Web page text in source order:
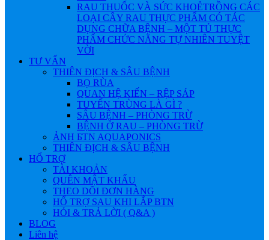
RAU THUỐC VÀ SỨC KHOẺTRỒNG CÁC
LOẠI CÂY RAU THỰC PHẨM CÓ TÁC
DỤNG CHỮA BỆNH – MỘT TỦ THỰC
PHẨM CHỨC NĂNG TỰ NHIÊN TUYỆT
VỜI
TƯ VẤN
THIÊN ĐỊCH & SÂU BỆNH
BỌ RÙA
QUAN HỆ KIẾN – RỆP SÁP
TUYẾN TRÙNG LÀ GÌ ?
SÂU BỆNH – PHÒNG TRỪ
BỆNH Ở RAU – PHÒNG TRỪ
ẢNH БTN AQUAPONICS
THIÊN ĐỊCH & SÂU BỆNH
HỔ TRỢ
TÀI KHOẢN
QUÊN MẬT KHẨU
THEO DÕI ĐƠN HÀNG
HỔ TRỢ SAU KHI LẮP BTN
HỎI & TRẢ LỜI ( Q&A )
BLOG
Liên hệ